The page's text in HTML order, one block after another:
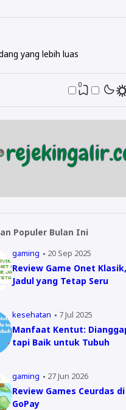
yang lebih luas
0
Populer Bulan Ini
gaming 20 Sep 2025
Review Game Onet
Jadul yang Tetap Seru
kesehatan 7 Jul 2025
Manfaat Kentut:
tapi Baik untuk Tubuh
gaming 27 Jun 2026
Review Games Ceurdas
GoPay